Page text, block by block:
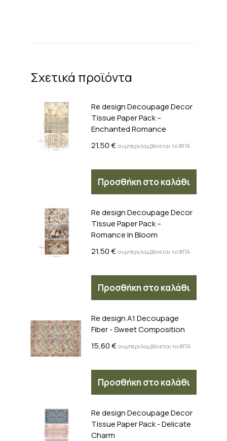
Σχετικά προϊόντα
Re design Decoupage Decor
Tissue Paper Pack –
Enchanted Romance
21,50€ συμπεριλαμβάνεται το ΦΠΑ
Προσθήκη στο καλάθι
Re design Decoupage Decor
Tissue Paper Pack –
Romance In Bloom
21,50€ συμπεριλαμβάνεται το ΦΠΑ
Προσθήκη στο καλάθι
Re design A1 Decoupage
Fiber - Sweet Composition
15,60€ συμπεριλαμβάνεται το ΦΠΑ
Προσθήκη στο καλάθι
Re design Decoupage Decor
Tissue Paper Pack - Delicate
Charm